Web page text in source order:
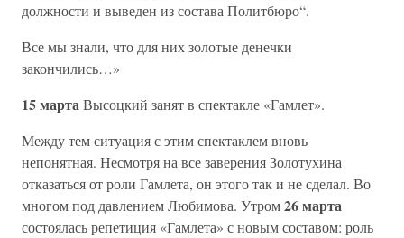
должности и выведен из состава Политбюро“.
Все мы знали, что для них золотые денечки
закончились…»
15 мартаВысоцкий занят в спектакле «Гамлет».
Между тем ситуация с этим спектаклем вновь
непонятная. Несмотря на все заверения Золотухина
отказаться от роли Гамлета, он этого так и не сделал. Во
многом под давлением Любимова. Утром26 марта
состоялась репетиция «Гамлета» с новым составом: роль